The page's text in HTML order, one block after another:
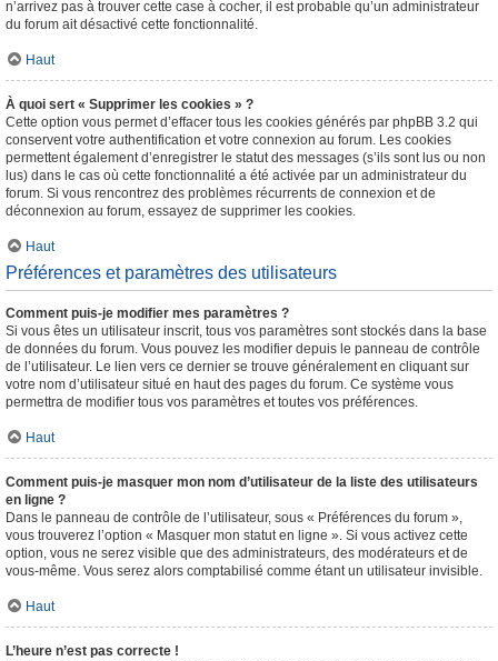
n’arrivez pas à trouver cette case à cocher, il est probable qu’un administrateur
du forum ait désactivé cette fonctionnalité.
Haut
À quoi sert « Supprimer les cookies » ?
Cette option vous permet d’effacer tous les cookies générés par phpBB 3.2 qui
conservent votre authentification et votre connexion au forum. Les cookies
permettent également d’enregistrer le statut des messages (s’ils sont lus ou non
lus) dans le cas où cette fonctionnalité a été activée par un administrateur du
forum. Si vous rencontrez des problèmes récurrents de connexion et de
déconnexion au forum, essayez de supprimer les cookies.
Haut
Préférences et paramètres des utilisateurs
Comment puis-je modifier mes paramètres ?
Si vous êtes un utilisateur inscrit, tous vos paramètres sont stockés dans la base
de données du forum. Vous pouvez les modifier depuis le panneau de contrôle
de l’utilisateur. Le lien vers ce dernier se trouve généralement en cliquant sur
votre nom d’utilisateur situé en haut des pages du forum. Ce système vous
permettra de modifier tous vos paramètres et toutes vos préférences.
Haut
Comment puis-je masquer mon nom d’utilisateur de la liste des utilisateurs
en ligne ?
Dans le panneau de contrôle de l’utilisateur, sous « Préférences du forum »,
vous trouverez l’option « Masquer mon statut en ligne ». Si vous activez cette
option, vous ne serez visible que des administrateurs, des modérateurs et de
vous-même. Vous serez alors comptabilisé comme étant un utilisateur invisible.
Haut
L’heure n’est pas correcte !